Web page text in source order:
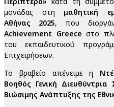
μονάδας στη μαθητική
Αθήνας 2025, που
Achievement Greece στο
του εκπαιδευτικού
Επιχειρήσεων.
Το βραβείο απένειμε η
Βοηθός Γενική Διευθύντρια
Βιώσιμης Ανάπτυξης της